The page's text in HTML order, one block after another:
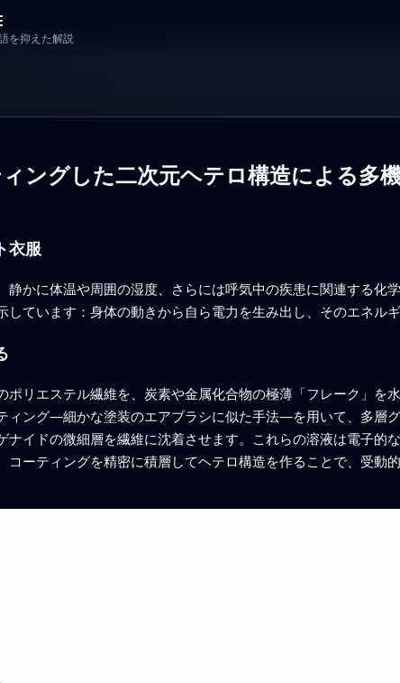
を抑えた解説
ングした二次元ヘテロ構造による多
衣服
静かに体温や周囲の湿度、さらには呼気中の疾患に関連する化
しています：身体の動きから自ら電力を生み出し、そのエネル
ポリエステル繊維を、炭素や金属化合物の極薄「フレーク」を
ィング—細かな塗装のエアブラシに似た手法—を用いて、多層
ナイドの微細層を繊維に沈着させます。これらの溶液は電子的
コーティングを精密に積層してヘテロ構造を作ることで、受動